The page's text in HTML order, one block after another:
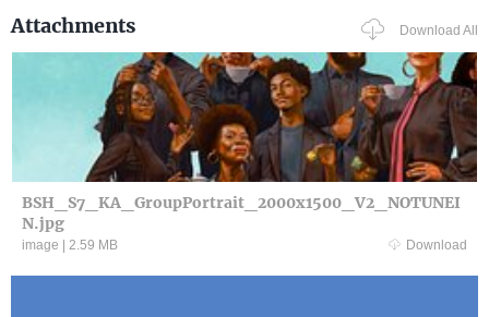
Attachments Download All
BSH_S7_KA_GroupPortrait_2000x1500_V2_NOTUNEI
N.jpg
image 2.59 MB Download